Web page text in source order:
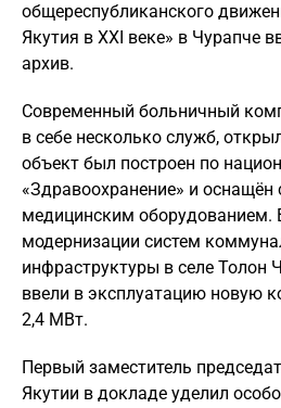
общереспубликанского
Якутия в XXI веке» в Чурапче
архив.
Современный больничный
в себе несколько служб,
объект был построен по
«Здравоохранение» и
медицинским оборудованием.
модернизации систем
инфраструктуры в селе Толон
ввели в эксплуатацию новую
2,4 МВт.
Первый заместитель
Якутии в докладе уделил